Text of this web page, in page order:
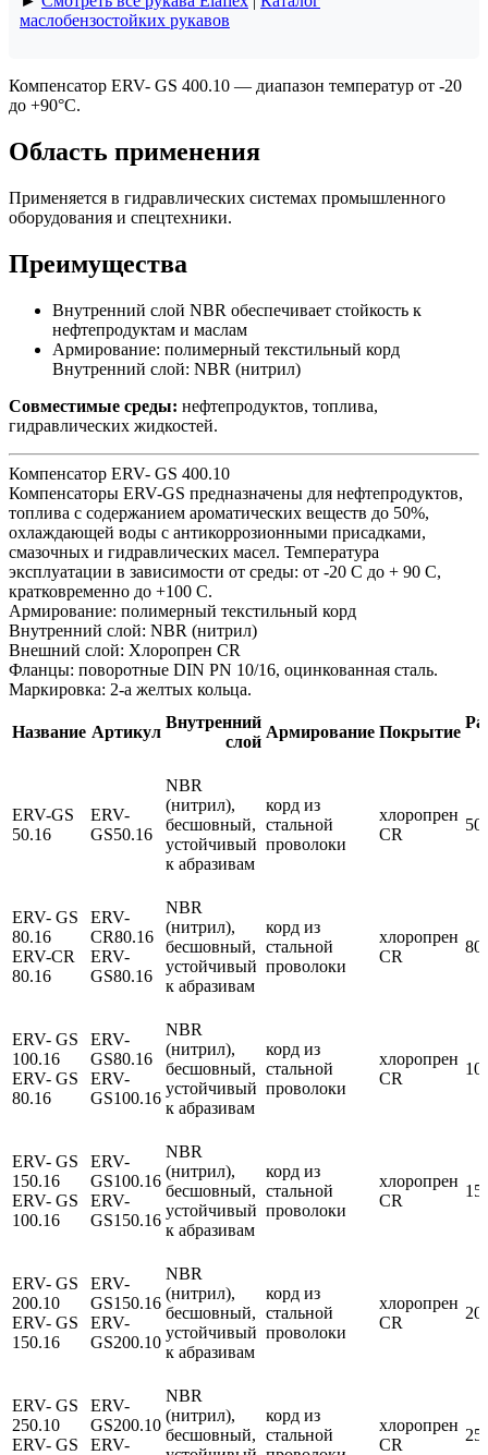
маслобензостойких рукавов
Компенсатор ERV- GS 400.10 — диапазон температур от -20
до +90°C.
Область применения
Применяется в гидравлических системах промышленного
оборудования и спецтехники.
Преимущества
Внутренний слой NBR обеспечивает стойкость к
нефтепродуктам и маслам
Армирование: полимерный текстильный корд
Внутренний слой: NBR (нитрил)
Совместимые среды: нефтепродуктов, топлива,
гидравлических жидкостей.
Компенсатор ERV- GS 400.10
Компенсаторы ERV-GS предназначены для нефтепродуктов,
топлива с содержанием ароматических веществ до 50%,
охлаждающей воды с антикоррозионными присадками,
смазочных и гидравлических масел. Температура
эксплуатации в зависимости от среды: от -20 С до + 90 С,
кратковременно до +100 С.
Армирование: полимерный текстильный корд
Внутренний слой: NBR (нитрил)
Внешний слой: Хлоропрен CR
Фланцы: поворотные DIN PN 10/16, оцинкованная сталь.
Маркировка: 2-а желтых кольца.
Название Артикул
Внутренний
слой
Армирование Покрытие
ERV-GS
50.16
ERV-
GS50.16
NBR
(нитрил),
бесшовный,
устойчивый
к абразивам
корд из
стальной
проволоки
хлоропрен
CR
ERV- GS
80.16
ERV-CR
80.16
ERV-
CR80.16
ERV-
GS80.16
NBR
(нитрил),
бесшовный,
устойчивый
к абразивам
корд из
стальной
проволоки
хлоропрен
CR
ERV- GS
100.16
ERV- GS
80.16
ERV-
GS80.16
ERV-
GS100.16
NBR
(нитрил),
бесшовный,
устойчивый
к абразивам
корд из
стальной
проволоки
хлоропрен
CR
ERV- GS
150.16
ERV- GS
100.16
ERV-
GS100.16
ERV-
GS150.16
NBR
(нитрил),
бесшовный,
устойчивый
к абразивам
корд из
стальной
проволоки
хлоропрен
CR
ERV- GS
200.10
ERV- GS
150.16
ERV-
GS150.16
ERV-
GS200.10
NBR
(нитрил),
бесшовный,
устойчивый
к абразивам
корд из
стальной
проволоки
хлоропрен
CR
ERV- GS
250.10
ERV- GS
ERV-
GS200.10
ERV-
NBR
(нитрил),
бесшовный,
корд из
стальной
хлоропрен
CR